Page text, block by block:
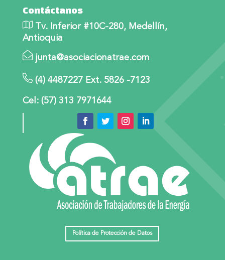
Contáctanos
Tv. Inferior #10C-280, Medellín,
Antioquia
junta@asociacionatrae.com
(4) 4487227 Ext. 5826 -7123
Cel: (57) 313 7971644
Política de Protección de Datos